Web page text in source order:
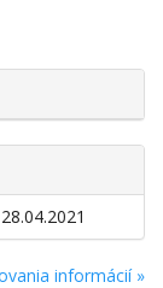
28.04.2021
informácií »